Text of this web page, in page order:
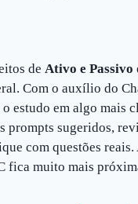
deAtivo e Passivo
Com o auxílio do
estudo em algo mais
prompts sugeridos,
com questões reais.
fica muito mais